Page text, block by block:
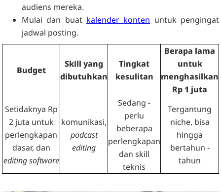
audiens mereka.
Mulai dan buat kalender konten untuk pengingat
jadwal posting.
Budget
Skill yang
dibutuhkan
Tingkat
kesulitan
Berapa lama
untuk
menghasilkan
Rp 1 juta
Setidaknya Rp
2 juta untuk
perlengkapan
dasar, dan
editing software
komunikasi,
podcast
editing
Sedang -
perlu
beberapa
perlengkapan
dan skill
teknis
Tergantung
niche, bisa
hingga
bertahun -
tahun